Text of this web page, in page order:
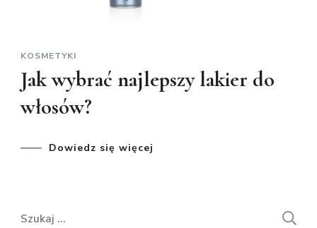
KOSMETYKI
Jak wybrać najlepszy lakier do
włosów?
Dowiedz się więcej
Szukaj: